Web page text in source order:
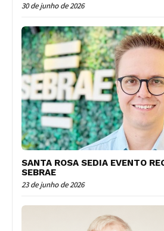
30 de junho de 2026
SANTA ROSA SEDIA EVENTO
SEBRAE
23 de junho de 2026